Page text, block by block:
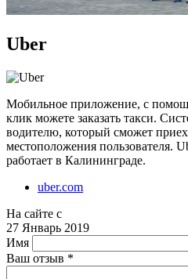
Uber
Мобильное приложение, с
клик можете заказать такси.
водителю, который сможет
местоположения пользователя.
работает в Калининграде.
uber.com
На сайте с
27 Январь 2019
Имя
Ваш отзыв *